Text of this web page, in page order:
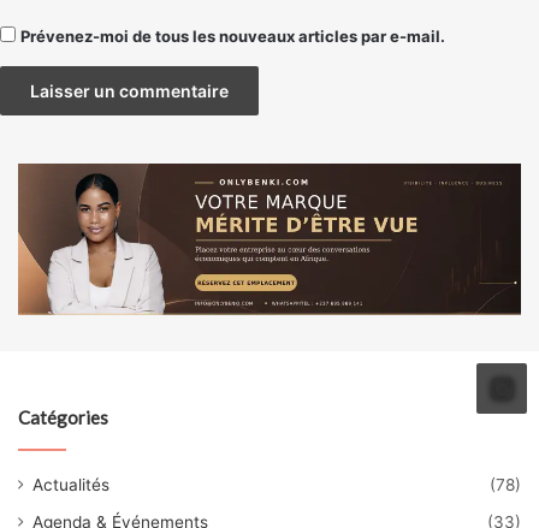
Prévenez-moi de tous les nouveaux articles par e-mail.
Catégories
Actualités
(78)
Agenda & Événements
(33)